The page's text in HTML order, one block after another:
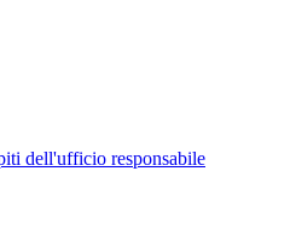
dell'ufficio responsabile